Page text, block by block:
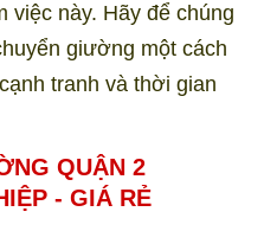
việc này. Hãy để chúng
giường một cách
tranh và thời gian
QUẬN 2
- GIÁ RẺ